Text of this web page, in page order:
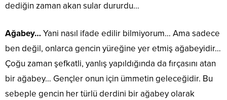
dediğin zaman akan sular dururdu…
Ağabey…Yani nasıl ifade edilir bilmiyorum… Ama sadece
ben değil, onlarca gencin yüreğine yer etmiş ağabeyidir…
Çoğu zaman şefkatli, yanlış yapıldığında da fırçasını atan
bir ağabey… Gençler onun için ümmetin geleceğidir. Bu
sebeple gencin her türlü derdini bir ağabey olarak